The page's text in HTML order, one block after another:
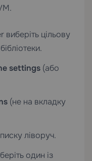
цільову
settings (або
(не на вкладку
ліворуч.
один із